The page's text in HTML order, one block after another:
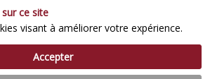
ce site
visant à améliorer votre expérience.
Accepter